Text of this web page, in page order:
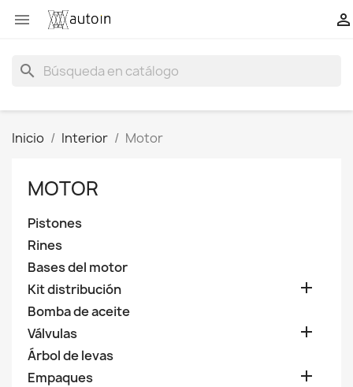
 
search
Inicio Interior Motor
MOTOR
Pistones
Rines
Bases del motor
Kit distribución

Bomba de aceite
Válvulas

Árbol de levas
Empaques
